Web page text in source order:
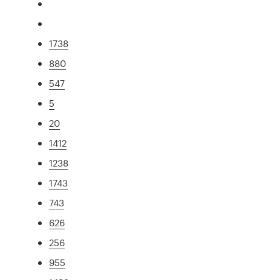
1738
880
547
5
20
1412
1238
1743
743
626
256
955